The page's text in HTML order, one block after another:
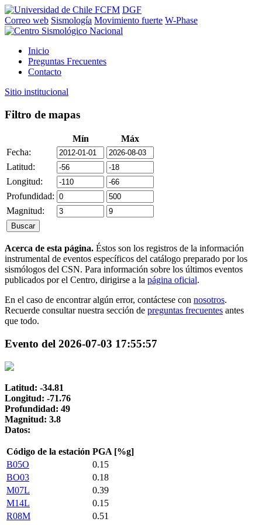
FCFM DGF
Correo web Sismología Movimiento fuerte W-Phase
Inicio
Preguntas Frecuentes
Contacto
Sitio institucional
Filtro de mapas
Mín
Máx
Fecha:
Latitud:
Longitud:
Profundidad:
Magnitud:
Acerca de esta página. Éstos son los registros de la información
instrumental de eventos específicos del catálogo preparado por los
sismólogos del CSN. Para información sobre los últimos eventos
publicados por el Centro, dirigirse a la página oficial.
En el caso de encontrar algún error, contáctese con nosotros.
Recuerde consultar nuestra sección de preguntas frecuentes antes
que todo.
Evento del 2026-07-03 17:55:57
Latitud: -34.81
Longitud: -71.76
Profundidad: 49
Magnitud: 3.8
Datos:
Código de la estación PGA [%g]
B05O
0.15
BO03
0.18
M07L
0.39
M14L
0.15
R08M
0.51